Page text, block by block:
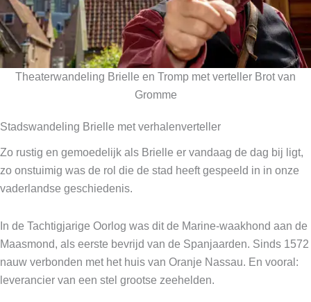
Theaterwandeling Brielle en Tromp met verteller Brot van
Gromme
Stadswandeling Brielle met verhalenverteller
Zo rustig en gemoedelijk als Brielle er vandaag de dag bij ligt,
zo onstuimig was de rol die de stad heeft gespeeld in in onze
vaderlandse geschiedenis.
In de Tachtigjarige Oorlog was dit de Marine-waakhond aan de
Maasmond, als eerste bevrijd van de Spanjaarden. Sinds 1572
nauw verbonden met het huis van Oranje Nassau. En vooral:
leverancier van een stel grootse zeehelden.